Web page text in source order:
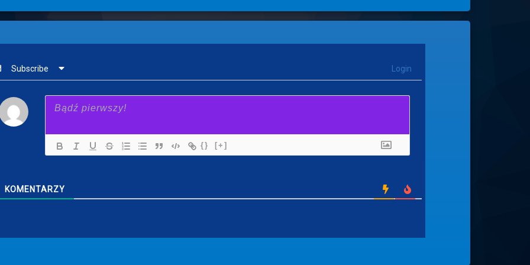
Subscribe Login
{} [+]
KOMENTARZY